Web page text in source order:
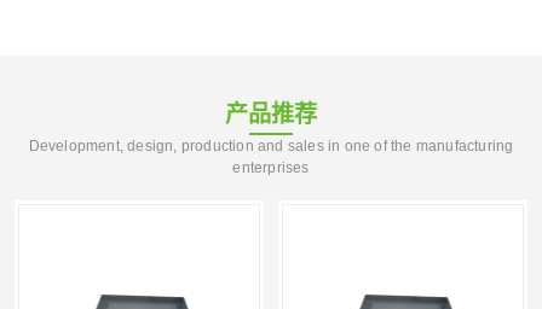
产品推荐
Development, design, production and sales in one of the manufacturing
enterprises